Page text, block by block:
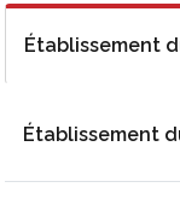
Établissement
Établissement